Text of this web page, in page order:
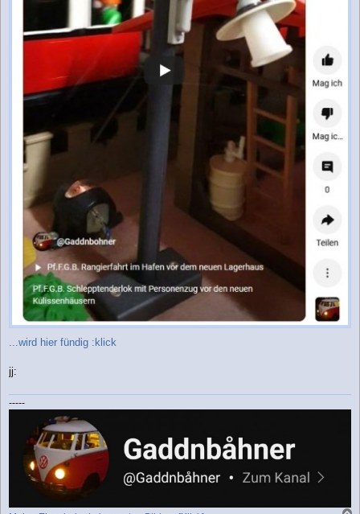
...wird hier fündig :klick
jj:
-----